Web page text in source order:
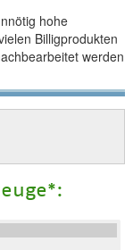
hohe
Billigprodukten
werden